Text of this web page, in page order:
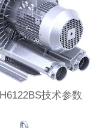
技术参数